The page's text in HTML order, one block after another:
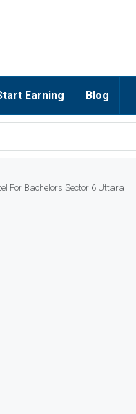
Earning Blog
For Bachelors Sector 6 Uttara